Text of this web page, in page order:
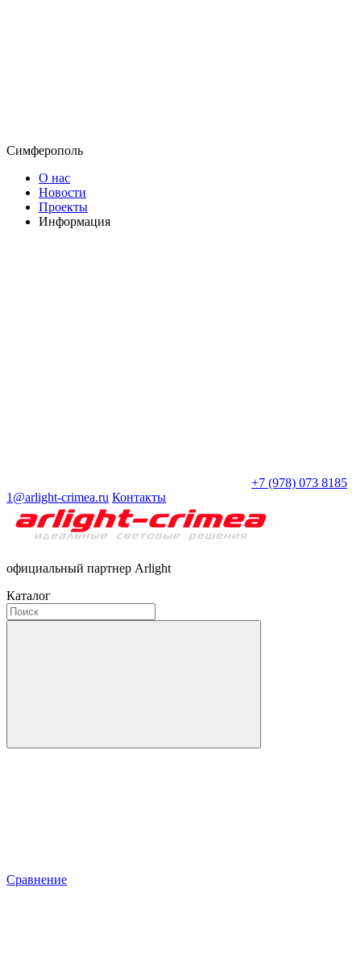
Симферополь
О нас
Новости
Проекты
Информация
+7 (978) 073 8185
1@arlight-crimea.ru Контакты
официальный партнер Arlight
Каталог
Сравнение